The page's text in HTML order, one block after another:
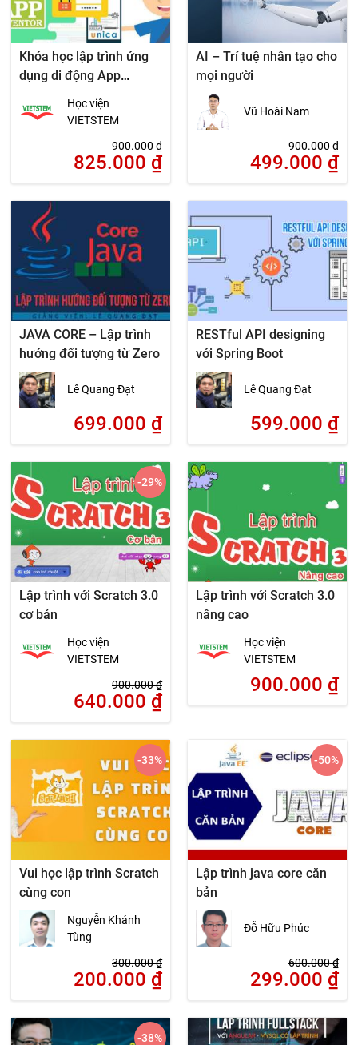
Khóa học lập trình ứng
dụng di động App
Học viện
VIETSTEM
900.000₫
825.000 ₫
AI – Trí tuệ nhân tạo cho
mọi người
Vũ Hoài Nam
900.000₫
499.000 ₫
JAVA CORE – Lập trình
hướng đối tượng từ Zero
Lê Quang Đạt
699.000 ₫
RESTful API designing
với Spring Boot
Lê Quang Đạt
599.000 ₫
Lập trình với Scratch 3.0
cơ bản
Học viện
VIETSTEM
900.000₫
640.000 ₫
-29%
Lập trình với Scratch 3.0
nâng cao
Học viện
VIETSTEM
900.000 ₫
Vui học lập trình Scratch
cùng con
Nguyễn Khánh
Tùng
300.000₫
200.000 ₫
-33%
Lập trình java core căn
bản
Đỗ Hữu Phúc
600.000₫
299.000 ₫
-50%
-38%